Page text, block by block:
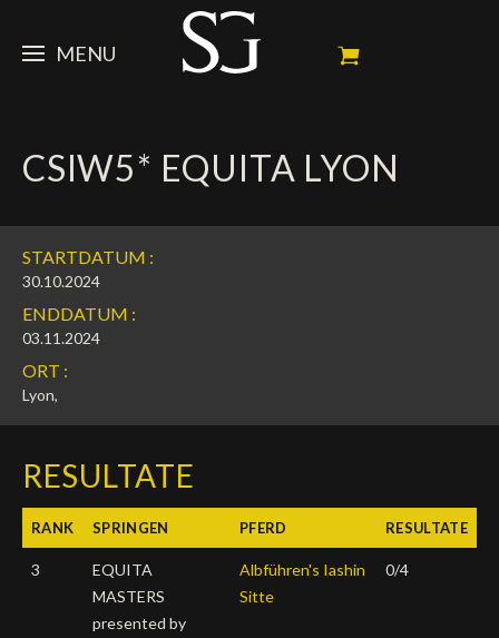
MENU
Porträt
Erfolge
Ambassador
NEWS
News
Dossiers
Kalender
Nächste Turniere
Fotogalerie
Videos
Presse
PFERDE
Meine Turnierpferde
In memorium
Zuchthengst
SPONSOREN
Mäzene
Sponsoren
Partner
FAN ZONE
Autogramm
Social Newsroom
SHOP
Français
English
Deutsch
CSIW5* EQUITA LYON
STARTDATUM :
30.10.2024
ENDDATUM :
03.11.2024
ORT :
Lyon,
RESULTATE
RANK SPRINGEN PFERD RESULTATE
3
EQUITA
MASTERS
presented by
Albführen's Iashin
Sitte
0/4